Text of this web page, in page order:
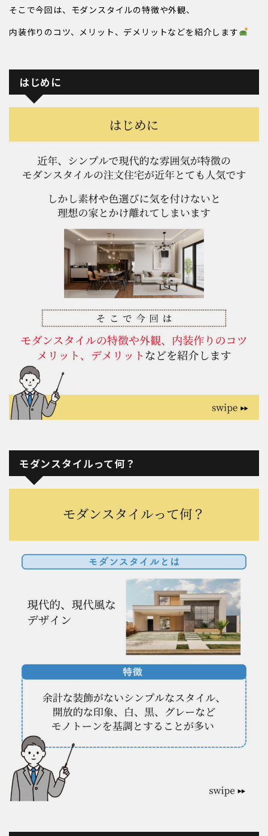
そこで今回は、モダンスタイルの特徴や外観、
内装作りのコツ、メリット、デメリットなどを紹介します
はじめに
モダンスタイルって何？